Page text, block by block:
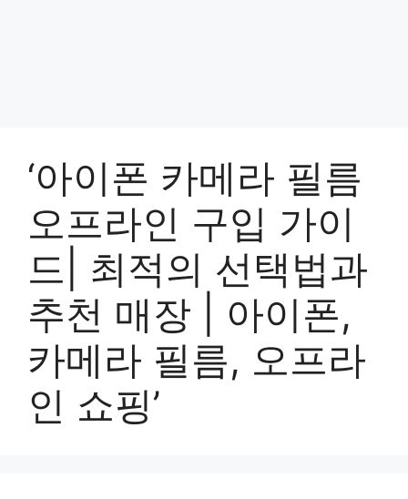
‘아이폰 카메라 필름
오프라인 구입 가이
드| 최적의 선택법과
추천 매장 | 아이폰,
카메라 필름, 오프라
인 쇼핑’